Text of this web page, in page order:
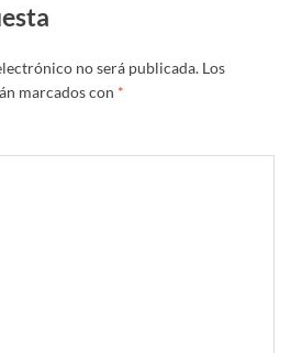
no será publicada. Los
marcados con *